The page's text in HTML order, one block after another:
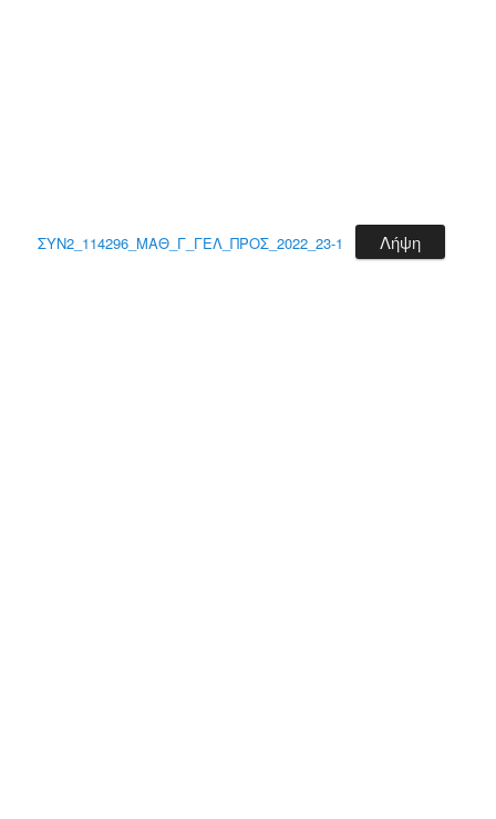
ΣΥΝ2_114296_ΜΑΘ_Γ_ΓΕΛ_ΠΡΟΣ_2022_23-1 Λήψη